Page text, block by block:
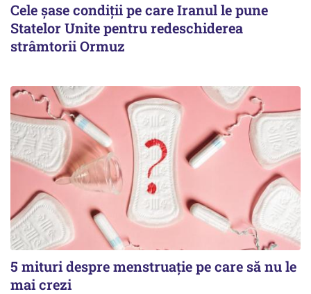
Cele șase condiții pe care Iranul le pune
Statelor Unite pentru redeschiderea
strâmtorii Ormuz
5 mituri despre menstruație pe care să nu le
mai crezi